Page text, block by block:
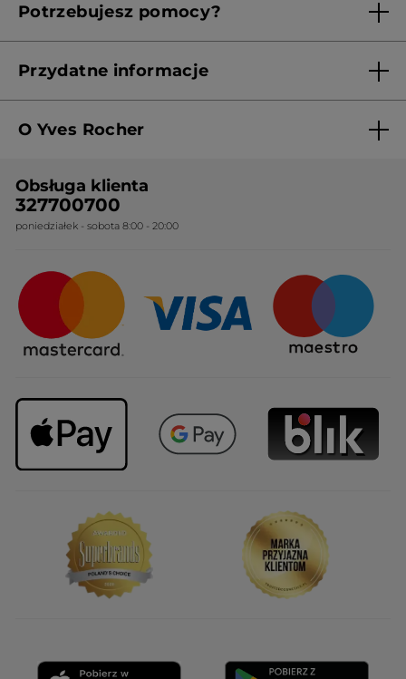
Potrzebujesz pomocy?
Przydatne informacje
Polityka prywatności
Cennik
Ogólne warunki sprzedaży
Sposoby dostawy
Upominki firmowe
O Yves Rocher
Nasza wiedza botaniczna
Nasze zobowiązania
Najczęstsze pytania
Obsługa klienta
327700700
poniedziałek - sobota 8:00 - 20:00